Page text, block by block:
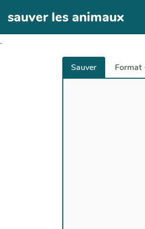
Aller au contenu principal
sauver les animaux
.
Sauver Format